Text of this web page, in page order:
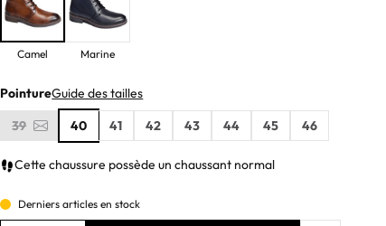
Camel Marine
PointureGuide des tailles
39
40 41 42 43 44 45 46
Cette chaussure possède un chaussant normal
Derniers articles en stock